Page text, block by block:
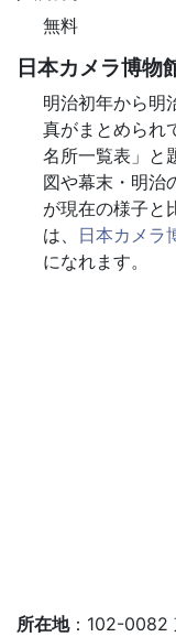
無料
日本カメラ博物
明治初年から明
真がまとめられ
名所一覧表」と
図や幕末・明治
が現在の様子と
は、 日本カメラ
になれます。
所在地：102-0082